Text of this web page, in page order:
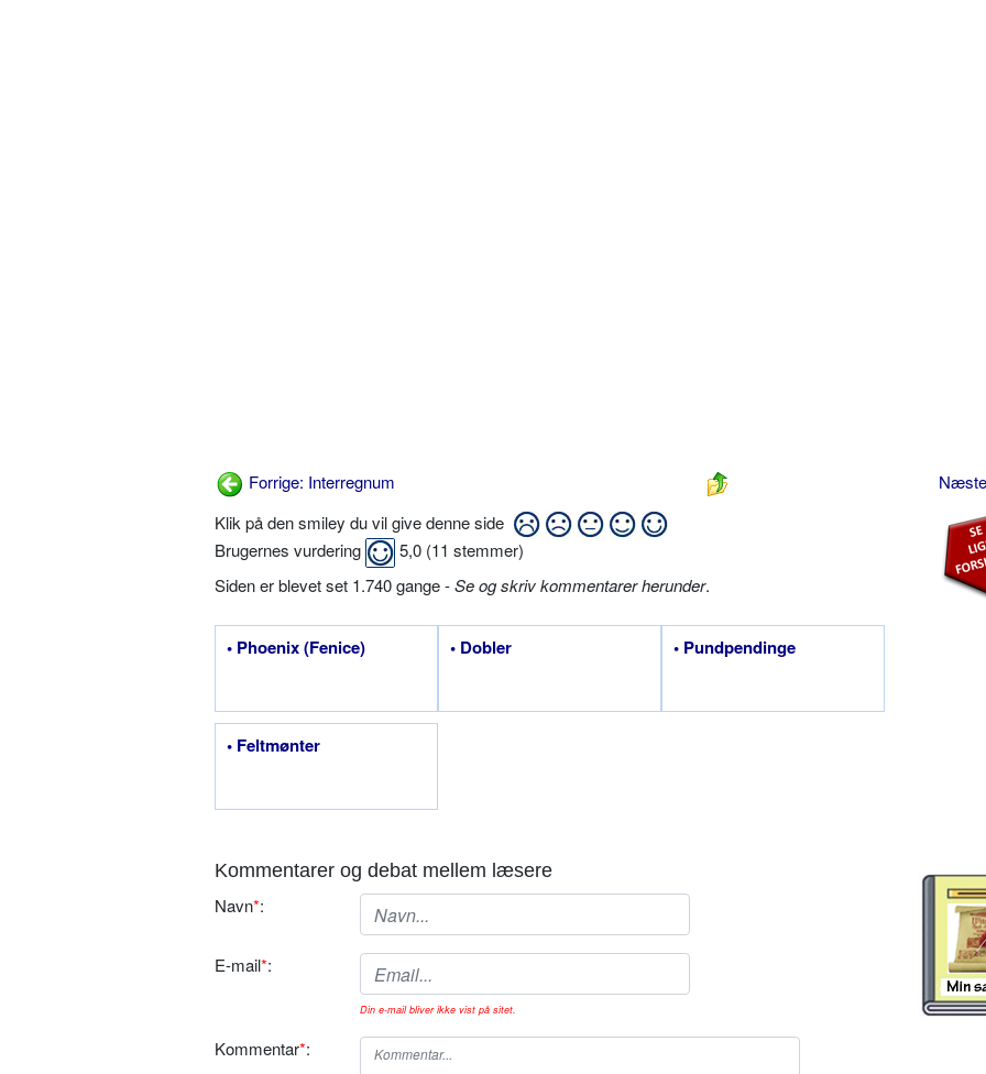
Forrige: Interregnum
Klik på den smiley du vil give denne side
Brugernes vurdering
5,0 (11 stemmer)
Siden er blevet set 1.740 gange -Se og skriv kommentarer herunder.
• Phoenix (Fenice) • Dobler • Pundpendinge
• Feltmønter
Kommentarer og debat mellem læsere
Navn*:
E-mail*:
Din e-mail bliver ikke vist på sitet.
Kommentar*: